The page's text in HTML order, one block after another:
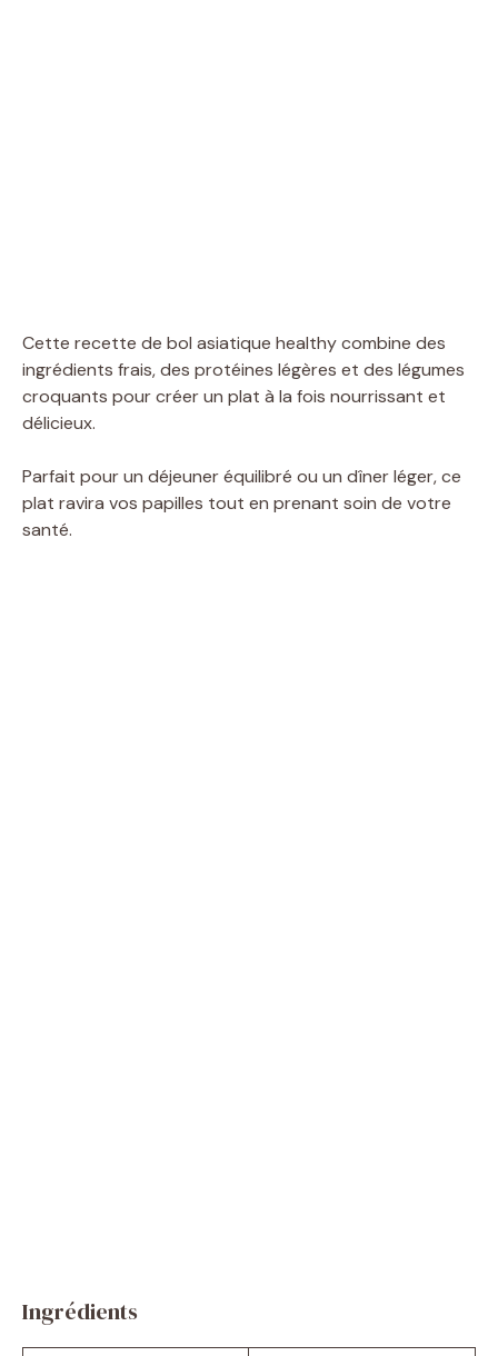
Cette recette de bol asiatique healthy combine des
ingrédients frais, des protéines légères et des légumes
croquants pour créer un plat à la fois nourrissant et
délicieux.
Parfait pour un déjeuner équilibré ou un dîner léger, ce
plat ravira vos papilles tout en prenant soin de votre
santé.
Ingrédients